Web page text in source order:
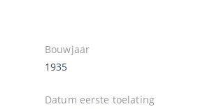
Bouwjaar
1935
Datum eerste toelating